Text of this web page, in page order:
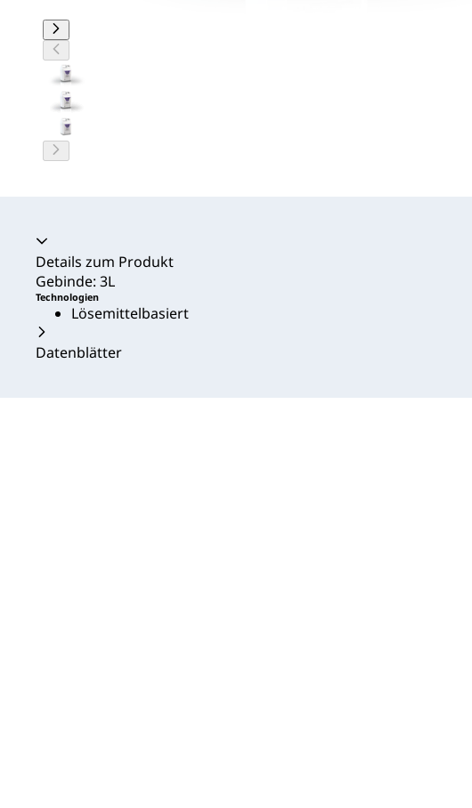
Akkordeon zusammengeklappt
Details zum Produkt
Gebinde: 3L
Technologien
Lösemittelbasiert
Datenblätter